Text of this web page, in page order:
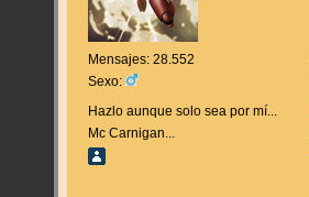
Mensajes: 28.552
Sexo:
Hazlo aunque solo sea por mí...
Mc Carnigan...